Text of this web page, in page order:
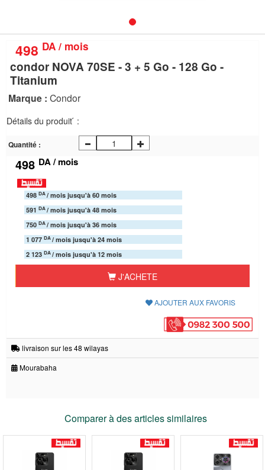
Aide
498 DA / mois
condor NOVA 70SE - 3 + 5 Go - 128 Go -
Titanium
Marque : Condor
Détails du produit ́ :
Quantité :
498 DA / mois
498 DA/ mois jusqu'à 60 mois
591 DA/ mois jusqu'à 48 mois
750 DA/ mois jusqu'à 36 mois
1 077 DA/ mois jusqu'à 24 mois
2 123 DA/ mois jusqu'à 12 mois
J'ACHETE
AJOUTER AUX FAVORIS
livraison sur les 48 wilayas
Mourabaha
Comparer à des articles similaires